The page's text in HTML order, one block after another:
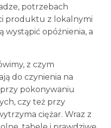
potrzebach
produktu z lokalnymi
wystąpić opóźnienia, a
z czym
do czynienia na
pokonywaniu
czy też przy
ciężar. Wraz z